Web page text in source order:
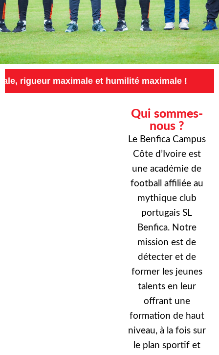
et humilité maximale ! Exigence
Qui sommes-
nous ?
Le Benfica Campus
Côte d’Ivoire est
une académie de
football affiliée au
mythique club
portugais SL
Benfica. Notre
mission est de
détecter et de
former les jeunes
talents en leur
offrant une
formation de haut
niveau, à la fois sur
le plan sportif et